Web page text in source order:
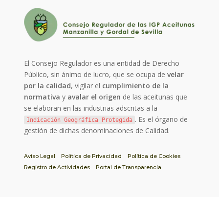
El Consejo Regulador es una entidad de Derecho
Público, sin ánimo de lucro, que se ocupa develar
por la calidad, vigilar el cumplimiento de la
normativa y avalar el origen de las aceitunas que
se elaboran en las industrias adscritas a la
Indicación Geográfica Protegida . Es el órgano de
gestión de dichas denominaciones de Calidad.
Aviso Legal Política de Privacidad
Política de Cookies
Registro de Actividades
Portal de Transparencia